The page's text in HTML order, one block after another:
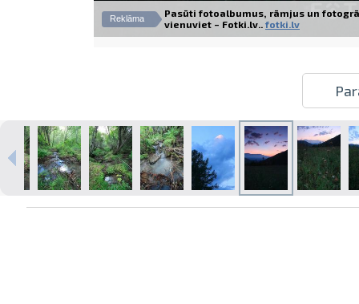
Izdrukas 1h laikā Rīgā – pasūtiet
Dažādi formāti un papīra veidi
jūsu foto
Piegāde visā Latvijā vai
saņemšana klātienē
Reklāma
Pasūti fotoalbumus, rāmjus un
vienuviet – Fotki.lv.. fotki.lv